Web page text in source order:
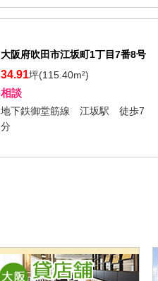
大阪府吹田市江坂町1丁目7番8号
34.91坪(115.40m²)
相談
地下鉄御堂筋線 江坂駅 徒歩7
分